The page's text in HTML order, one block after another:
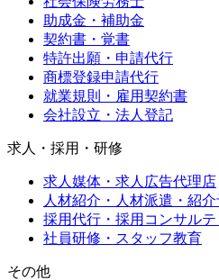
助成金・補助金
契約書・覚書
特許出願・申請代行
商標登録申請代行
就業規則・雇用契約書
会社設立・法人登記
求人・採用・研修
求人媒体・求人広告代理店
人材紹介・人材派遣・紹
採用代行・採用コンサル
社員研修・スタッフ教育
その他